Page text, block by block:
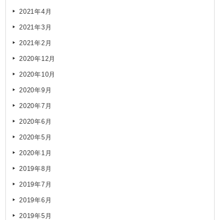
2021年4月
2021年3月
2021年2月
2020年12月
2020年10月
2020年9月
2020年7月
2020年6月
2020年5月
2020年1月
2019年8月
2019年7月
2019年6月
2019年5月